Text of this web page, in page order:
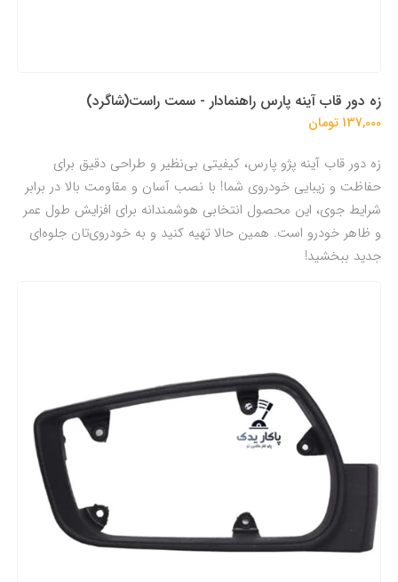
زه دور قاب آینه پارس راهنمادار - سمت راست(شاگرد)
137,000 تومان
زه دور قاب آینه پژو پارس، کیفیتی بی‌نظیر و طراحی دقیق برای
حفاظت و زیبایی خودروی شما! با نصب آسان و مقاومت بالا در برابر
شرایط جوی، این محصول انتخابی هوشمندانه برای افزایش طول عمر
و ظاهر خودرو است. همین حالا تهیه کنید و به خودروی‌تان جلوه‌ای
جدید ببخشید!